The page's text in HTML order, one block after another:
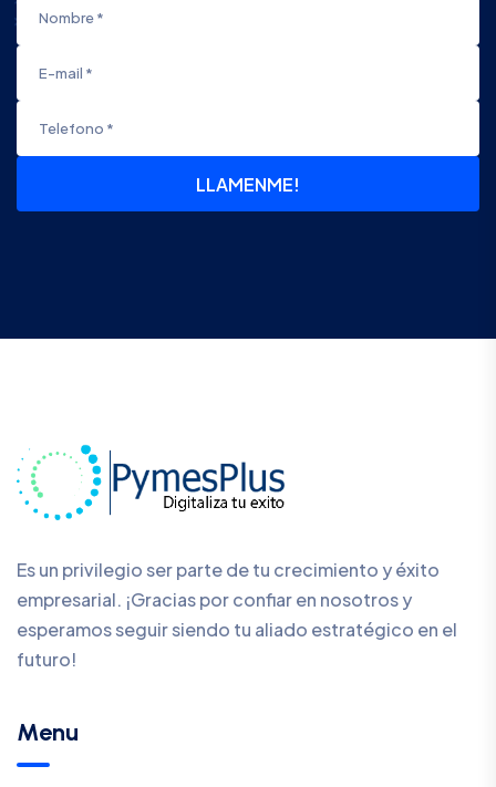
LLAMENME!
Es un privilegio ser parte de tu crecimiento y éxito
empresarial. ¡Gracias por confiar en nosotros y
esperamos seguir siendo tu aliado estratégico en el
futuro!
Menu